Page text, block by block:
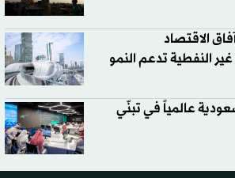
الاقتصاد
النفطية تدعم النمو
عالمياً في تبنّي